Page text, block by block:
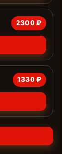
2300 ₽
1330 ₽